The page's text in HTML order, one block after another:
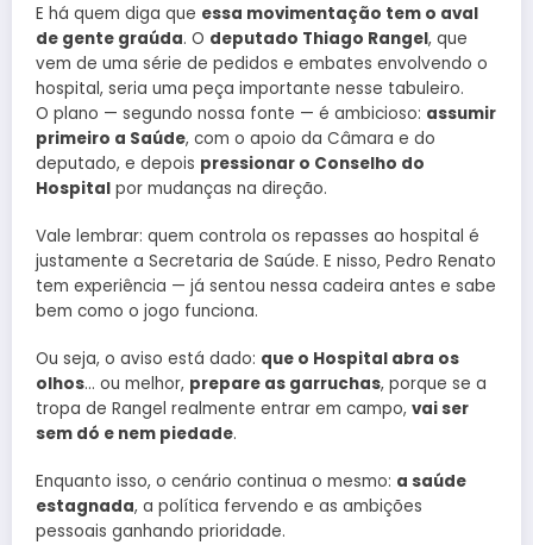
E há quem diga que essa movimentação tem o aval
de gente graúda. O deputado Thiago Rangel, que
vem de uma série de pedidos e embates envolvendo o
hospital, seria uma peça importante nesse tabuleiro.
O plano — segundo nossa fonte — é ambicioso: assumir
primeiro a Saúde, com o apoio da Câmara e do
deputado, e depois pressionar o Conselho do
Hospital por mudanças na direção.
Vale lembrar: quem controla os repasses ao hospital é
justamente a Secretaria de Saúde. E nisso, Pedro Renato
tem experiência — já sentou nessa cadeira antes e sabe
bem como o jogo funciona.
Ou seja, o aviso está dado: que o Hospital abra os
olhos… ou melhor, prepare as garruchas, porque se a
tropa de Rangel realmente entrar em campo, vai ser
sem dó e nem piedade.
Enquanto isso, o cenário continua o mesmo: a saúde
estagnada, a política fervendo e as ambições
pessoais ganhando prioridade.